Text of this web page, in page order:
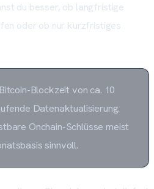
du besser, ob langfristige
oder ob nur kurzfristiges
Blockzeit von ca. 10
Datenaktualisierung.
Onchain-Schlüsse meist
sinnvoll.